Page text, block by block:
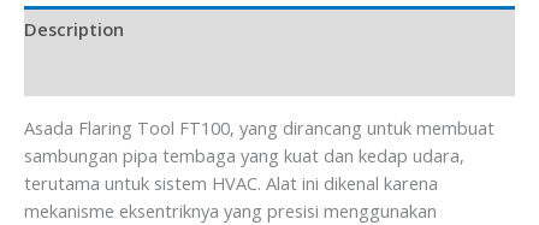
Description
Asada Flaring Tool FT100, yang dirancang untuk membuat
sambungan pipa tembaga yang kuat dan kedap udara,
terutama untuk sistem HVAC. Alat ini dikenal karena
mekanisme eksentriknya yang presisi menggunakan